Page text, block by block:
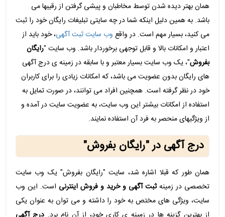
همان بهتر دیده شدن توسط مخاطبان و پیشی گرفتن از رقیبها می
باشد. به همین دلیل اینکه شما در چه سایتی تبلیغات رایگان خود را ثبت
می کنید، بسیار مهم است. در واقع وب سایت ثبت آگهی، خود باید از
اعتبار و امکانات بالا و قابل توجهی برخوردار باشد. وب سایت "رایگان
بفروش"، یک وب سایت بسیار معتبر و با سابقه در زمینه ی درج آگهی
های رایگان بدون عضویت می باشد، که امکانات زیادی را برای کاربران
خود در نظر گرفته است. همچنین افراد می توانند، در صورت تمایل به
استفاده از امکانات بیشتر این وب سایت، به عضویت سایت در آمده و
از ویژگیهای منحصر به فرد آن استفاده نمایند.
درج آگهی در "رایگان بفروش"
همان طور که قبلا اشاره شد، سایت "رایگان بفروش" یک وب سایت
تخصصی در زمینهثبت آگهی و خرید و فروش اینترنی است. این وب
سایت، ویژگی های مختص به خود را داشته و می توان به عنوان یکی